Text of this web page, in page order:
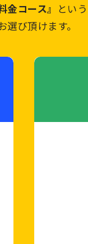
金コース』 とい
び頂けます。